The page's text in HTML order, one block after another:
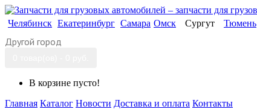
Челябинск Екатеринбург Самара Омск Сургут Тюмень
Другой город
В корзине пусто!
Главная Каталог Новости Доставка и оплата Контакты